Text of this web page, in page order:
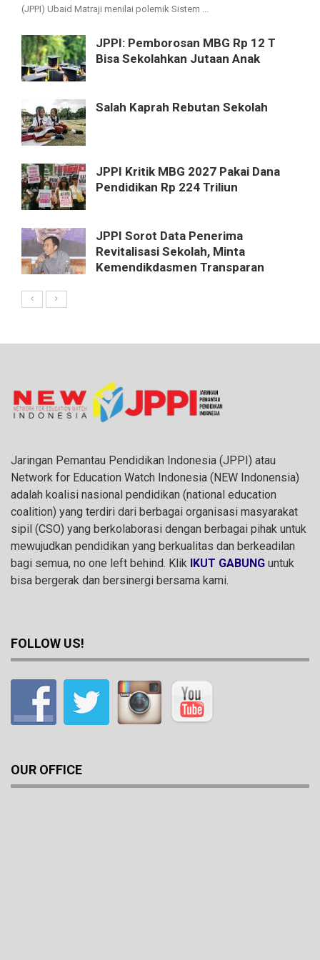
(JPPI) Ubaid Matraji menilai polemik Sistem ...
JPPI: Pemborosan MBG Rp 12 T
Bisa Sekolahkan Jutaan Anak
Salah Kaprah Rebutan Sekolah
JPPI Kritik MBG 2027 Pakai Dana
Pendidikan Rp 224 Triliun
JPPI Sorot Data Penerima
Revitalisasi Sekolah, Minta
Kemendikdasmen Transparan
Jaringan Pemantau Pendidikan Indonesia (JPPI) atau
Network for Education Watch Indonesia (NEW Indonensia)
adalah koalisi nasional pendidikan (national education
coalition) yang terdiri dari berbagai organisasi masyarakat
sipil (CSO) yang berkolaborasi dengan berbagai pihak untuk
mewujudkan pendidikan yang berkualitas dan berkeadilan
bagi semua, no one left behind. Klik IKUT GABUNG untuk
bisa bergerak dan bersinergi bersama kami.
FOLLOW US!
OUR OFFICE